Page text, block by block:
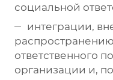
социальной
интеграции,
ответственного
организации и,